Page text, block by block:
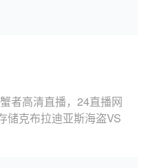
者高清直播，24直播网
储克布拉迪亚斯海盗VS